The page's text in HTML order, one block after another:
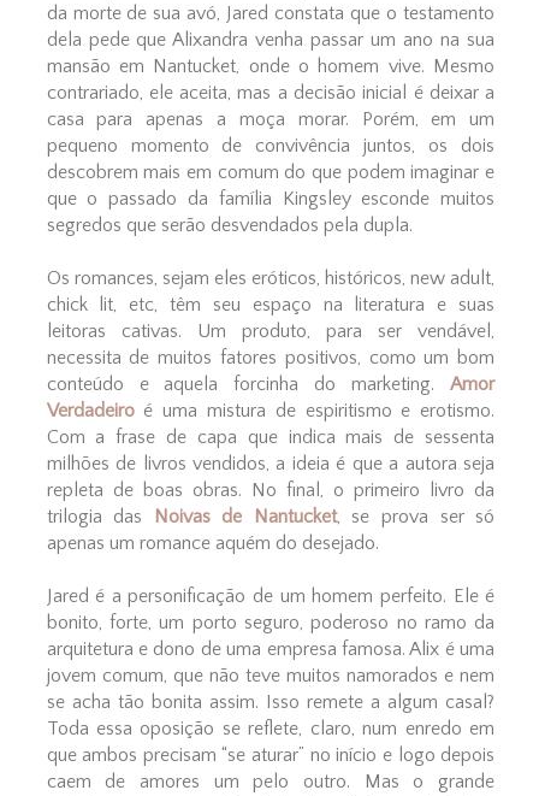
da morte de sua avó, Jared constata que o testamento
dela pede que Alixandra venha passar um ano na sua
mansão em Nantucket, onde o homem vive. Mesmo
contrariado, ele aceita, mas a decisão inicial é deixar a
casa para apenas a moça morar. Porém, em um
pequeno momento de convivência juntos, os dois
descobrem mais em comum do que podem imaginar e
que o passado da família Kingsley esconde muitos
segredos que serão desvendados pela dupla.
Os romances, sejam eles eróticos, históricos, new adult,
chick lit, etc, têm seu espaço na literatura e suas
leitoras cativas. Um produto, para ser vendável,
necessita de muitos fatores positivos, como um bom
conteúdo e aquela forcinha do marketing.Amor
Verdadeiro é uma mistura de espiritismo e erotismo.
Com a frase de capa que indica mais de sessenta
milhões de livros vendidos, a ideia é que a autora seja
repleta de boas obras. No final, o primeiro livro da
trilogia das
Noivas de Nantucket, se prova ser só
apenas um romance aquém do desejado.
Jared é a personificação de um homem perfeito. Ele é
bonito, forte, um porto seguro, poderoso no ramo da
arquitetura e dono de uma empresa famosa. Alix é uma
jovem comum, que não teve muitos namorados e nem
se acha tão bonita assim. Isso remete a algum casal?
Toda essa oposição se reflete, claro, num enredo em
que ambos precisam “se aturar” no início e logo depois
caem de amores um pelo outro. Mas o grande